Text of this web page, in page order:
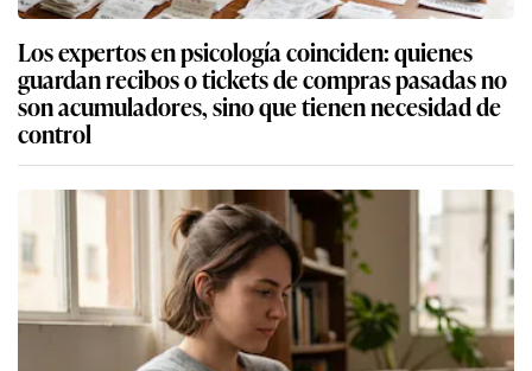
Los expertos en psicología coinciden: quienes
guardan recibos o tickets de compras pasadas no
son acumuladores, sino que tienen necesidad de
control